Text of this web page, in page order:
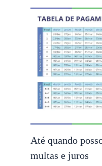
Até quando
multas e juros